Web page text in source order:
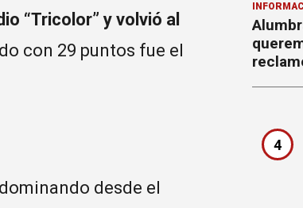
“Tricolor” y volvió al
con 29 puntos fue el
desde el
4